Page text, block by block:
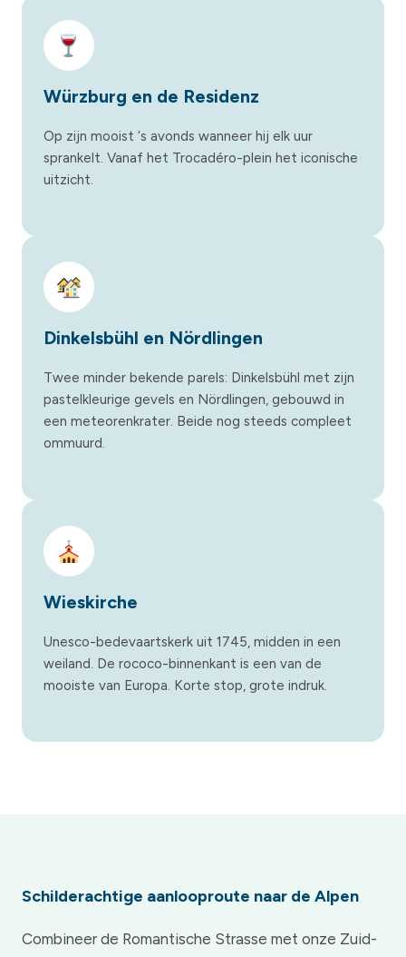
Würzburg en de Residenz
Op zijn mooist ‘s avonds wanneer hij elk uur
sprankelt. Vanaf het Trocadéro-plein het iconische
uitzicht.
Dinkelsbühl en Nördlingen
Twee minder bekende parels: Dinkelsbühl met zijn
pastelkleurige gevels en Nördlingen, gebouwd in
een meteorenkrater. Beide nog steeds compleet
ommuurd.
Wieskirche
Unesco-bedevaartskerk uit 1745, midden in een
weiland. De rococo-binnenkant is een van de
mooiste van Europa. Korte stop, grote indruk.
Schilderachtige aanlooproute naar de Alpen
Combineer de Romantische Strasse met onze Zuid-